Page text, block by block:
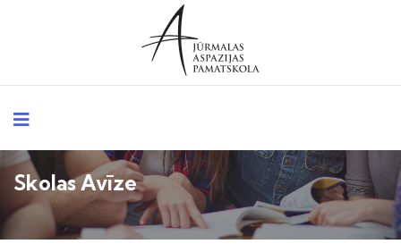
Skolas Avīze